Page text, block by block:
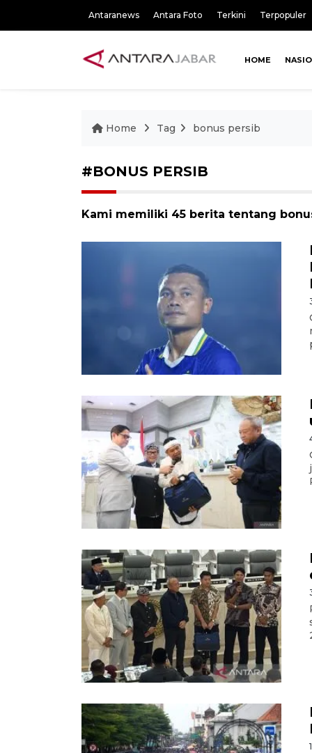
Antaranews Antara Foto Terkini Terpopuler
HOME
Home Tag bonus persib
#BONUS PERSIB
Kami memiliki 45 berita tentang